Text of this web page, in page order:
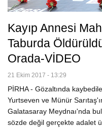
Kayıp Annesi
Taburda
Orada-VİDEO
21 Ekim 2017 - 13:29
PİRHA - Gözaltında
Yurtseven ve Münür
Galatasaray Meydnaı'nda
sözde değil gerçekte adalet